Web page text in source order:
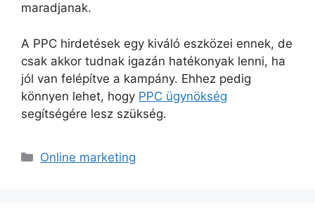
maradjanak.
A PPC hirdetések egy kiváló eszközei ennek, de
csak akkor tudnak igazán hatékonyak lenni, ha
jól van felépítve a kampány. Ehhez pedig
könnyen lehet, hogy PPC ügynökség
segítségére lesz szükség.
Kategória
Online marketing